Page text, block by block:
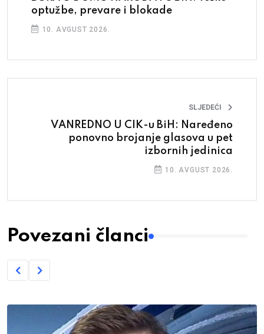
optužbe, prevare i blokade
10. AVGUST 2026.
SLJEDEĆI
VANREDNO U CIK-u BiH: Naređeno
ponovno brojanje glasova u pet
izbornih jedinica
10. AVGUST 2026.
Povezani članci